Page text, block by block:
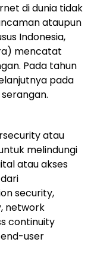
di dunia tidak
ataupun
Indonesia,
mencatat
Pada tahun
pada
atau
melindungi
atau akses
security,
network
continuity
user